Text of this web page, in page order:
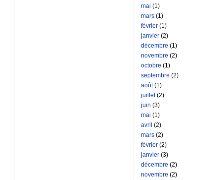
mai (1)
mars (1)
février (1)
janvier (2)
décembre (1)
novembre (2)
octobre (1)
septembre (2)
août(1)
juillet(2)
juin (3)
mai (1)
avril (2)
mars (2)
février (2)
janvier (3)
décembre (2)
novembre (2)